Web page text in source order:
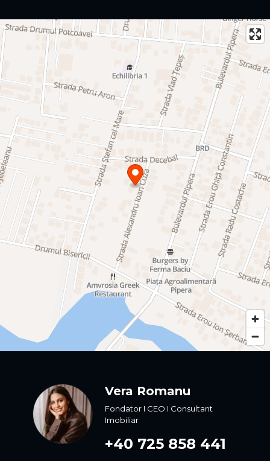
Vera Romanu
Fondator I CEO I Consultant
Imobiliar
+40 725 858 441